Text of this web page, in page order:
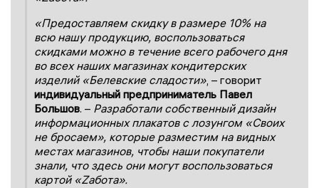
«Предоставляем скидку в размере 10% на
всю нашу продукцию, воспользоваться
скидками можно в течение всего рабочего дня
во всех наших магазинах кондитерских
изделий «Белевские сладости», – говорит
индивидуальный предприниматель Павел
Большов. – Разработали собственный дизайн
информационных плакатов с лозунгом «Своих
не бросаем», которые разместим на видных
местах магазинов, чтобы наши покупатели
знали, что здесь они могут воспользоваться
картой «Zабота».